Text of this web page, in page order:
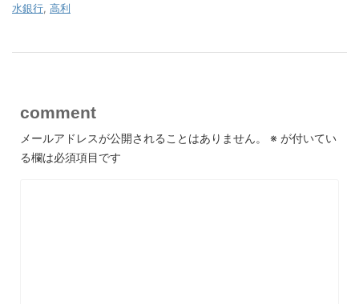
水銀行 高利
comment
メールアドレスが公開されることはありません。 ※ が付いてい
る欄は必須項目です